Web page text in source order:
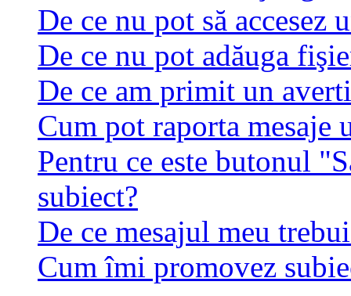
De ce nu pot să accesez
De ce nu pot adăuga
De ce am primit un
Cum pot raporta mesaje
Pentru ce este butonul
subiect?
De ce mesajul meu
Cum îmi promovez